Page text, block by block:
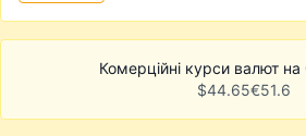
Комерційні курси валют
$44.65€51.6